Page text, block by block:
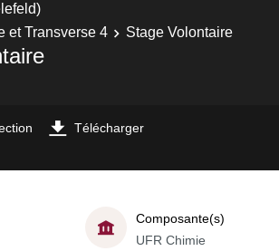
et Transverse 4
Stage Volontaire
Télécharger
Composante(s)
UFR Chimie